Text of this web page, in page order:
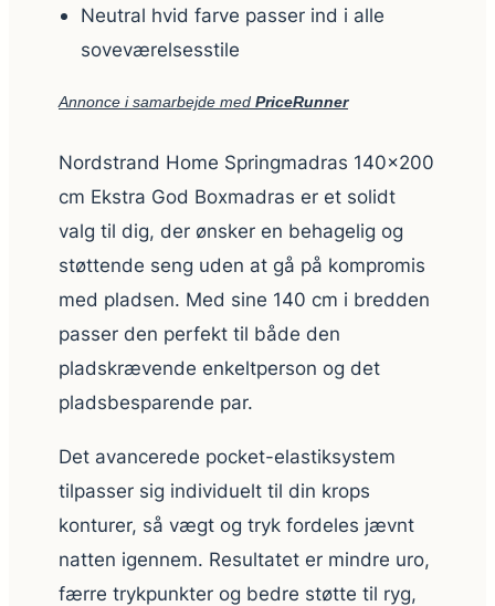
Neutral hvid farve passer ind i alle
soveværelsesstile
Annonce i samarbejde med PriceRunner
Nordstrand Home Springmadras 140×200
cm Ekstra God Boxmadras er et solidt
valg til dig, der ønsker en behagelig og
støttende seng uden at gå på kompromis
med pladsen. Med sine 140 cm i bredden
passer den perfekt til både den
pladskrævende enkeltperson og det
pladsbesparende par.
Det avancerede pocket-elastiksystem
tilpasser sig individuelt til din krops
konturer, så vægt og tryk fordeles jævnt
natten igennem. Resultatet er mindre uro,
færre trykpunkter og bedre støtte til ryg,